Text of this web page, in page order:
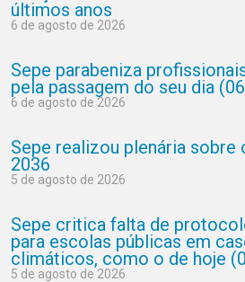
últimos anos
6 de agosto de 2026
Sepe parabeniza
pela passagem do seu dia
6 de agosto de 2026
Sepe realizou plenária sobre
2036
5 de agosto de 2026
Sepe critica falta de
para escolas públicas em
climáticos, como o de hoje
5 de agosto de 2026